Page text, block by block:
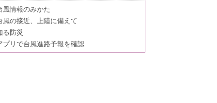
風情報のみかた
風の接近、上陸に備えて
る防災
プリで台風進路予報を確認